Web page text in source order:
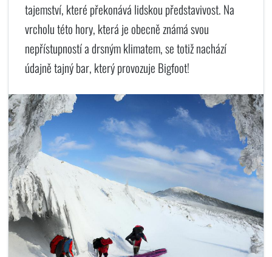
tajemství, které překonává lidskou představivost. Na
vrcholu této hory, která je obecně známá svou
nepřístupností a drsným klimatem, se totiž nachází
údajně tajný bar, který provozuje Bigfoot!